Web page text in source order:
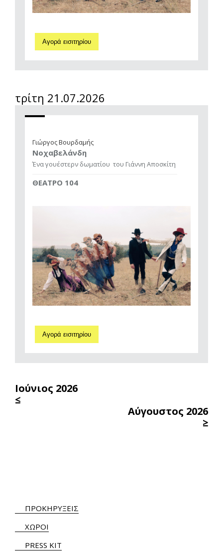
Αγορά εισιτηρίου
τρίτη 21.07.2026
Γιώργος Βουρδαμής
Νοχαβελάνδη
Ένα γουέστερν δωματίου του Γιάννη Αποσκίτη
ΘΕΑΤΡΟ 104
Αγορά εισιτηρίου
Ιούνιος 2026
≤
Αύγουστος 2026
≥
ΠΡΟΚΗΡΥΞΕΙΣ
ΧΩΡΟΙ
PRESS KIT